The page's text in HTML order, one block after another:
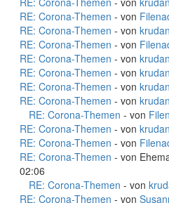
RE: Corona-Themen - von
RE: Corona-Themen - von krudan
RE: Corona-Themen - von
RE: Corona-Themen - von krudan
RE: Corona-Themen - von krudan
RE: Corona-Themen - von krudan
RE: Corona-Themen - von krudan
RE: Corona-Themen - von
RE: Corona-Themen - von krudan
RE: Corona-Themen - von
RE: Corona-Themen - von
02:06
RE: Corona-Themen - von
RE: Corona-Themen - von